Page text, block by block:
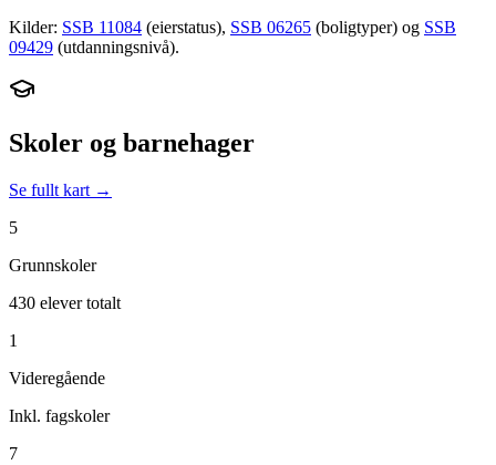
Kilder: SSB 11084 (eierstatus), SSB 06265 (boligtyper) og SSB
09429 (utdanningsnivå).
Skoler og barnehager
Se fullt kart →
5
Grunnskoler
430 elever totalt
1
Videregående
Inkl. fagskoler
7